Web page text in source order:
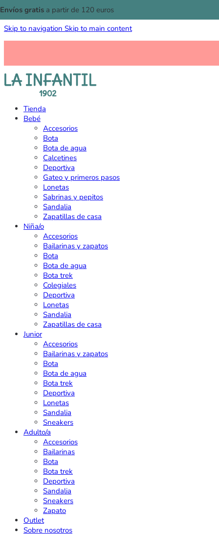
Skip to navigation Skip to main content
Envíos gratis a partir de 120 euros
Tienda
Bebé
Accesorios
Bota
Bota de agua
Calcetines
Deportiva
Gateo y primeros pasos
Lonetas
Sabrinas y pepitos
Sandalia
Zapatillas de casa
Niña/o
Accesorios
Bailarinas y zapatos
Bota
Bota de agua
Bota trek
Colegiales
Deportiva
Lonetas
Sandalia
Zapatillas de casa
Junior
Accesorios
Bailarinas y zapatos
Bota
Bota de agua
Bota trek
Deportiva
Lonetas
Sandalia
Sneakers
Adulto/a
Accesorios
Bailarinas
Bota
Bota trek
Deportiva
Sandalia
Sneakers
Zapato
Outlet
Sobre nosotros